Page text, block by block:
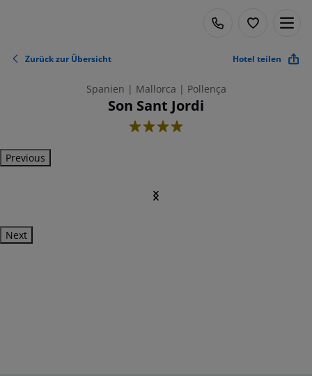
Zurück zur Übersicht Hotel teilen
Spanien | Mallorca | Pollença
Son Sant Jordi
4
Previous
Next